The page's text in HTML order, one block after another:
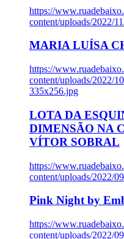
https://
content/uploads/2022/
MARIA LUÍSA
https://
content/uploads/2022/
335x256.jpg
LOTA DA
DIMENSÃO NA
VÍTOR SOBRAL
https://
content/uploads/2022/
Pink Night by
https://
content/uploads/2022/